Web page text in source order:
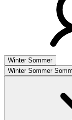
Winter Sommer
Winter Sommer